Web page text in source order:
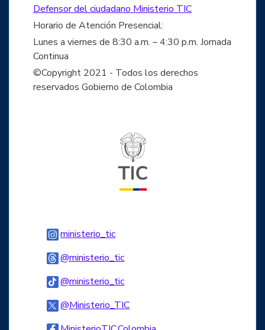
Defensor del ciudadano Ministerio TIC
Horario de Atención Presencial:
Lunes a viernes de 8:30 a.m. – 4:30 p.m. Jornada
Continua
©Copyright 2021 - Todos los derechos
reservados Gobierno de Colombia
ministerio_ticLogo Instagram
@ministerio_ticLogo Threads
@ministerio_ticLogo Tiktok
@Ministerio_TICLogo Twitter